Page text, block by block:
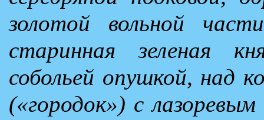
золотой вольной
старинная зеленая
собольей опушкой, над
(«городок») с